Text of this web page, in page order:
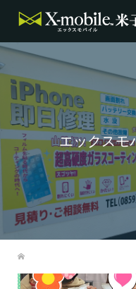
エックスモ